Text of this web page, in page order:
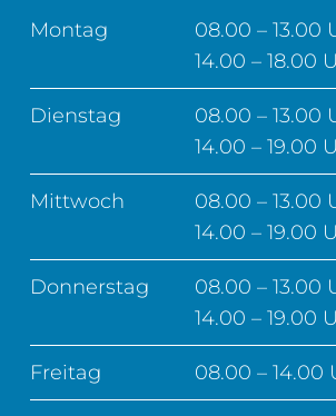
Montag
08.00 – 13.00
14.00 – 18.00
Dienstag
08.00 – 13.00
14.00 – 19.00
Mittwoch
08.00 – 13.00
14.00 – 19.00
Donnerstag
08.00 – 13.00
14.00 – 19.00
Freitag 08.00 – 14.00